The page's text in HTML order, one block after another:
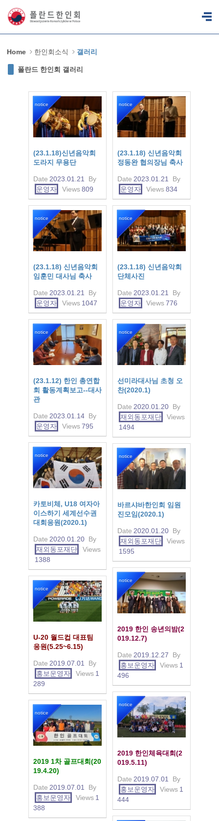
Home 한인회소식 갤러리
폴란드 한인회 갤러리
notice
(23.1.18)신년음악회
도라지 무용단
Date 2023.01.21
By
운영자
Views809
notice
(23.1.18) 신년음악회
정동완 협의장님 축사
Date 2023.01.21
By
운영자
Views834
notice
(23.1.18) 신년음악회
임훈민 대사님 축사
Date 2023.01.21
By
운영자
Views 1047
notice
(23.1.18) 신년음악회
단체사진
Date 2023.01.21
By
운영자
Views776
notice
(23.1.12) 한인 총연합
회 활동계획보고--대사
관
Date 2023.01.14 By
운영자
Views795
notice
선미라대사님 초청 오
찬(2020.1)
Date 2020.01.20 By
재외동포재단
Views
1494
notice
카토비체, U18 여자아
이스하기 세계선수권
대회응원(2020.1)
Date 2020.01.20 By
재외동포재단
Views
1388
notice
바르샤바한인회 임원
진모임(2020.1)
Date 2020.01.20 By
재외동포재단
Views
1595
notice
2019 한인 송년의밤(2
019.12.7)
Date 2019.12.27
By
홍보운영자
Views 1
496
notice
U-20 월드컵 대표팀
응원(5.25~6.15)
Date 2019.07.01
By
홍보운영자
Views 1
289
notice
2019 한인체육대회(2
019.5.11)
Date 2019.07.01
By
홍보운영자
Views 1
444
notice
2019 1차 골프대회(20
19.4.20)
Date 2019.07.01
By
홍보운영자
Views 1
388